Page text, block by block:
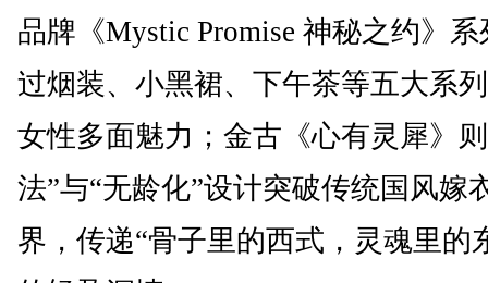
品牌《Mystic Promise 神秘之约》
过烟装、小黑裙、下午茶等五大系
女性多面魅力；金古《心有灵犀》
法”与“无龄化”设计突破传统国风嫁
界，传递“骨子里的西式，灵魂里的